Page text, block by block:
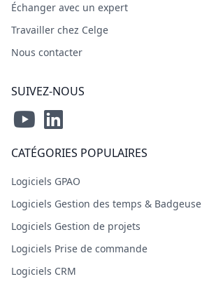
Échanger avec un expert
Travailler chez Celge
Nous contacter
SUIVEZ-NOUS
CATÉGORIES POPULAIRES
Logiciels GPAO
Logiciels Gestion des temps & Badgeuse
Logiciels Gestion de projets
Logiciels Prise de commande
Logiciels CRM